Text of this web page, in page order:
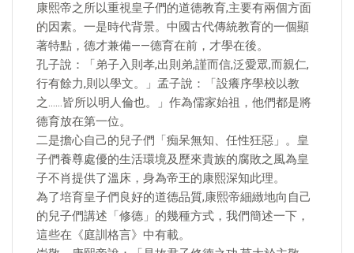
康熙帝之所以重視皇子們的道德教育,主要有兩個方面
的因素。一是時代背景。中國古代傳統教育的一個顯
著特點，德才兼備——德育在前，才學在後。
孔子說：「弟子入則孝,出則弟,謹而信,泛愛眾,而親仁,
行有餘力,則以學文。」孟子說：「設癢序學校以教
之……皆所以明人倫也。」作為儒家始祖，他們都是將
德育放在第一位。
二是擔心自己的兒子們「痴呆無知、任性狂惡」。皇
子們養尊處優的生活環境及歷來貴族的腐敗之風為皇
子不肖提供了溫床，身為帝王的康熙深知此理。
為了培育皇子們良好的道德品質,康熙帝細緻地向自己
的兒子們講述「修德」的幾種方式，我們簡述一下，
這些在《庭訓格言》中有載。